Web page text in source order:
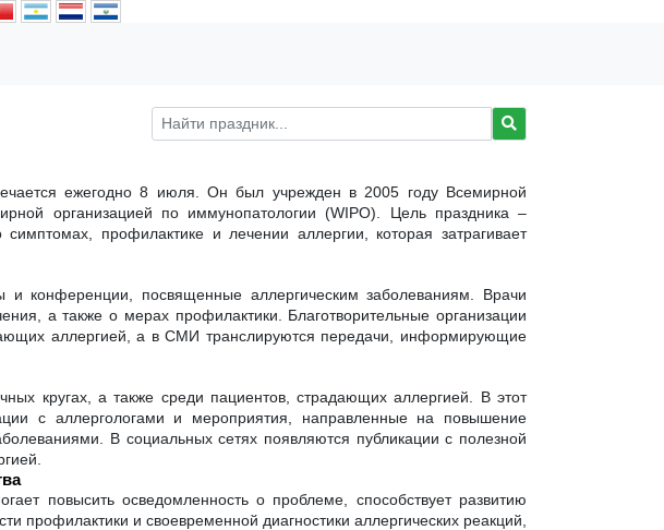
ежегодно 8 июля. Он был учрежден в 2005 году Всемирной
организацией по иммунопатологии (WIPO). Цель праздника –
профилактике и лечении аллергии, которая затрагивает
и конференции, посвященные аллергическим заболеваниям. Врачи
а также о мерах профилактики. Благотворительные организации
аллергией, а в СМИ транслируются передачи, информирующие
кругах, а также среди пациентов, страдающих аллергией. В этот
с аллергологами и мероприятия, направленные на повышение
В социальных сетях появляются публикации с полезной
повысить осведомленность о проблеме, способствует развитию
и своевременной диагностики аллергических реакций,